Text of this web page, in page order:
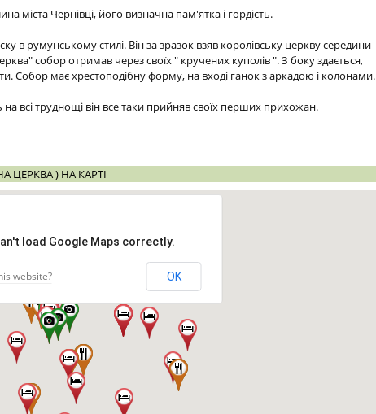
міста Чернівці, його визначна пам'ятка і гордість.
в румунському стилі. Він за зразок взяв королівську церкву середини
собор отримав через своїх " кручених куполів ". З боку здається,
Собор має хрестоподібну форму, на вході ганок з аркадою і колонами.
всі труднощі він все таки прийняв своїх перших прихожан.
ЦЕРКВА ) НА КАРТІ
load Google Maps correctly.
website? OK